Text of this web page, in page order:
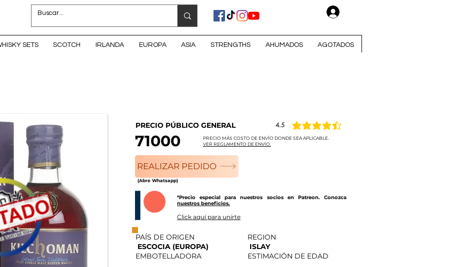
SETS SCOTCH IRLANDA EUROPA ASIA STRENGTHS AHUMADOS AGOTADOS
PRECIO PÚBLICO GENERAL
4.5 la calificación promedio es 4.5 de 5
71000
PRECIO MÁS COSTO DE ENVÍO DONDE SEA APLICABLE.
VER REGLAMENTO DE ENVÍO.
REALIZAR PEDIDO
(Abre Whatsapp)
*Precio especial para nuestros socios en Patreon. Conozca
nuestros beneficios.
Click aquí para unirte
PAÍS DE ORIGEN
ESCOCIA (EUROPA)
EMBOTELLADORA
REGION
ISLAY
ESTIMACIÓN DE EDAD